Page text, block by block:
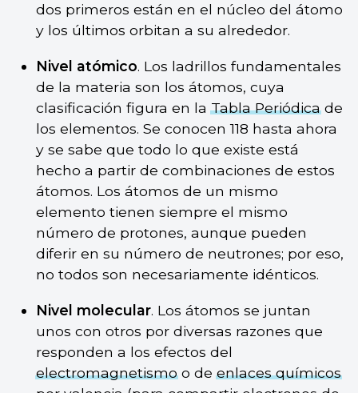
dos primeros están en el núcleo del átomo
y los últimos orbitan a su alrededor.
Nivel atómico. Los ladrillos fundamentales
de la materia son los átomos, cuya
clasificación figura en laTabla Periódicade
los elementos. Se conocen 118 hasta ahora
y se sabe que todo lo que existe está
hecho a partir de combinaciones de estos
átomos. Los átomos de un mismo
elemento tienen siempre el mismo
número de protones, aunque pueden
diferir en su número de neutrones; por eso,
no todos son necesariamente idénticos.
Nivel molecular. Los átomos se juntan
unos con otros por diversas razones que
responden a los efectos del
electromagnetismoo deenlaces químicos